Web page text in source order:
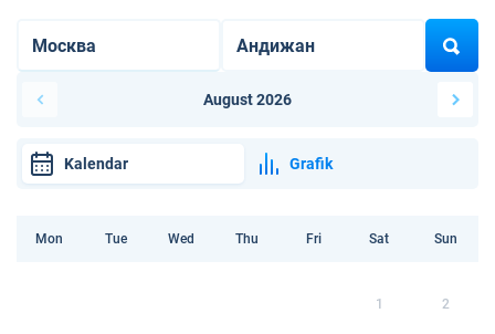
August 2026
Kalendar Grafik
Mon Tue Wed Thu Fri Sat Sun
1 2